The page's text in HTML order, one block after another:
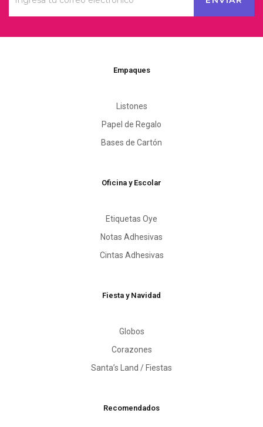
Empaques
Listones
Papel de Regalo
Bases de Cartón
Oficina y Escolar
Etiquetas Oye
Notas Adhesivas
Cintas Adhesivas
Fiesta y Navidad
Globos
Corazones
Santa’s Land / Fiestas
Recomendados